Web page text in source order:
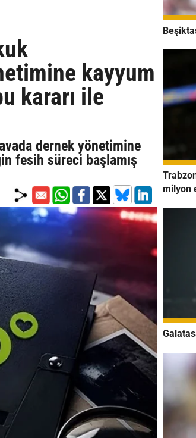
kayyum
kararı ile
dernek yönetimine
fesih süreci başlamış
milyon